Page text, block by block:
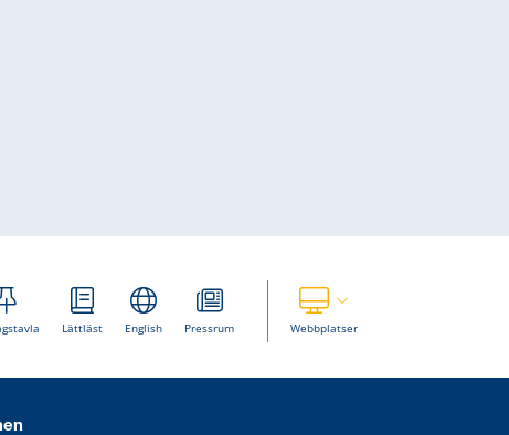
Lättläst English Pressrum WebbplatserVisa våra andra webbplatser